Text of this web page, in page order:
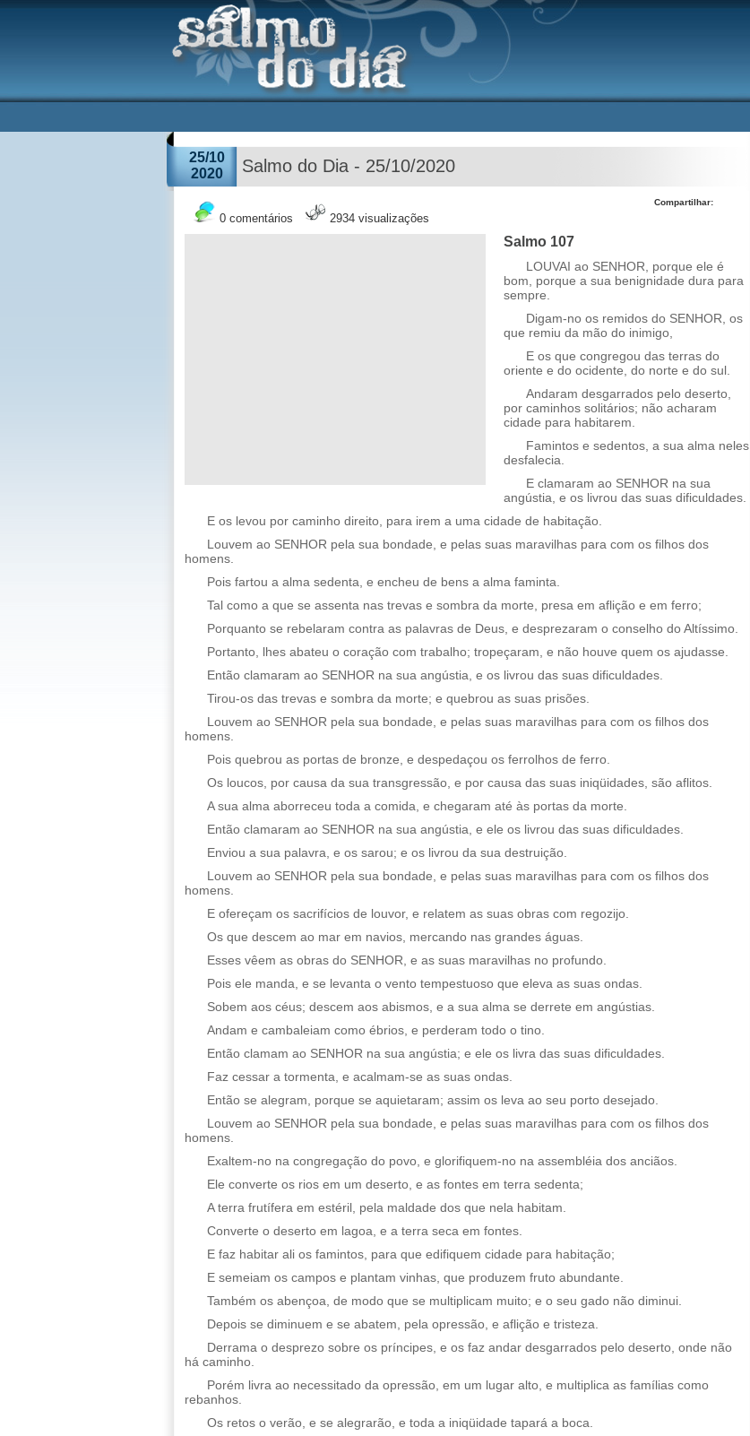
25/10
2020
Salmo do Dia - 25/10/2020
0 comentários 2934 visualizações
Compartilhar:
Salmo 107
LOUVAI ao SENHOR, porque ele é
bom, porque a sua benignidade dura para
sempre.
Digam-no os remidos do SENHOR, os
que remiu da mão do inimigo,
E os que congregou das terras do
oriente e do ocidente, do norte e do sul.
Andaram desgarrados pelo deserto,
por caminhos solitários; não acharam
cidade para habitarem.
Famintos e sedentos, a sua alma neles
desfalecia.
E clamaram ao SENHOR na sua
angústia, e os livrou das suas dificuldades.
E os levou por caminho direito, para irem a uma cidade de habitação.
Louvem ao SENHOR pela sua bondade, e pelas suas maravilhas para com os filhos dos
homens.
Pois fartou a alma sedenta, e encheu de bens a alma faminta.
Tal como a que se assenta nas trevas e sombra da morte, presa em aflição e em ferro;
Porquanto se rebelaram contra as palavras de Deus, e desprezaram o conselho do Altíssimo.
Portanto, lhes abateu o coração com trabalho; tropeçaram, e não houve quem os ajudasse.
Então clamaram ao SENHOR na sua angústia, e os livrou das suas dificuldades.
Tirou-os das trevas e sombra da morte; e quebrou as suas prisões.
Louvem ao SENHOR pela sua bondade, e pelas suas maravilhas para com os filhos dos
homens.
Pois quebrou as portas de bronze, e despedaçou os ferrolhos de ferro.
Os loucos, por causa da sua transgressão, e por causa das suas iniqüidades, são aflitos.
A sua alma aborreceu toda a comida, e chegaram até às portas da morte.
Então clamaram ao SENHOR na sua angústia, e ele os livrou das suas dificuldades.
Enviou a sua palavra, e os sarou; e os livrou da sua destruição.
Louvem ao SENHOR pela sua bondade, e pelas suas maravilhas para com os filhos dos
homens.
E ofereçam os sacrifícios de louvor, e relatem as suas obras com regozijo.
Os que descem ao mar em navios, mercando nas grandes águas.
Esses vêem as obras do SENHOR, e as suas maravilhas no profundo.
Pois ele manda, e se levanta o vento tempestuoso que eleva as suas ondas.
Sobem aos céus; descem aos abismos, e a sua alma se derrete em angústias.
Andam e cambaleiam como ébrios, e perderam todo o tino.
Então clamam ao SENHOR na sua angústia; e ele os livra das suas dificuldades.
Faz cessar a tormenta, e acalmam-se as suas ondas.
Então se alegram, porque se aquietaram; assim os leva ao seu porto desejado.
Louvem ao SENHOR pela sua bondade, e pelas suas maravilhas para com os filhos dos
homens.
Exaltem-no na congregação do povo, e glorifiquem-no na assembléia dos anciãos.
Ele converte os rios em um deserto, e as fontes em terra sedenta;
A terra frutífera em estéril, pela maldade dos que nela habitam.
Converte o deserto em lagoa, e a terra seca em fontes.
E faz habitar ali os famintos, para que edifiquem cidade para habitação;
E semeiam os campos e plantam vinhas, que produzem fruto abundante.
Também os abençoa, de modo que se multiplicam muito; e o seu gado não diminui.
Depois se diminuem e se abatem, pela opressão, e aflição e tristeza.
Derrama o desprezo sobre os príncipes, e os faz andar desgarrados pelo deserto, onde não
há caminho.
Porém livra ao necessitado da opressão, em um lugar alto, e multiplica as famílias como
rebanhos.
Os retos o verão, e se alegrarão, e toda a iniqüidade tapará a boca.